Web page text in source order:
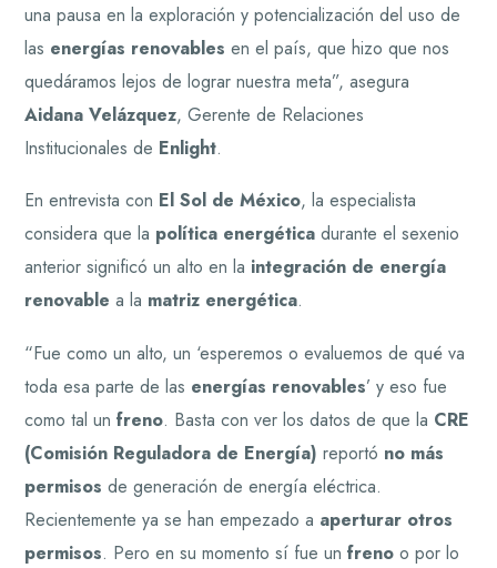
una pausa en la exploración y potencialización del uso de
las energías renovables en el país, que hizo que nos
quedáramos lejos de lograr nuestra meta”, asegura
Aidana Velázquez, Gerente de Relaciones
Institucionales de Enlight.
En entrevista con El Sol de México, la especialista
considera que la política energética durante el sexenio
anterior significó un alto en la integración de energía
renovable a la matriz energética.
“Fue como un alto, un ‘esperemos o evaluemos de qué va
toda esa parte de las energías renovables’ y eso fue
como tal unfreno. Basta con ver los datos de que la CRE
(Comisión Reguladora de Energía) reportó no más
permisos de generación de energía eléctrica.
Recientemente ya se han empezado a aperturar otros
permisos. Pero en su momento sí fue unfreno o por lo